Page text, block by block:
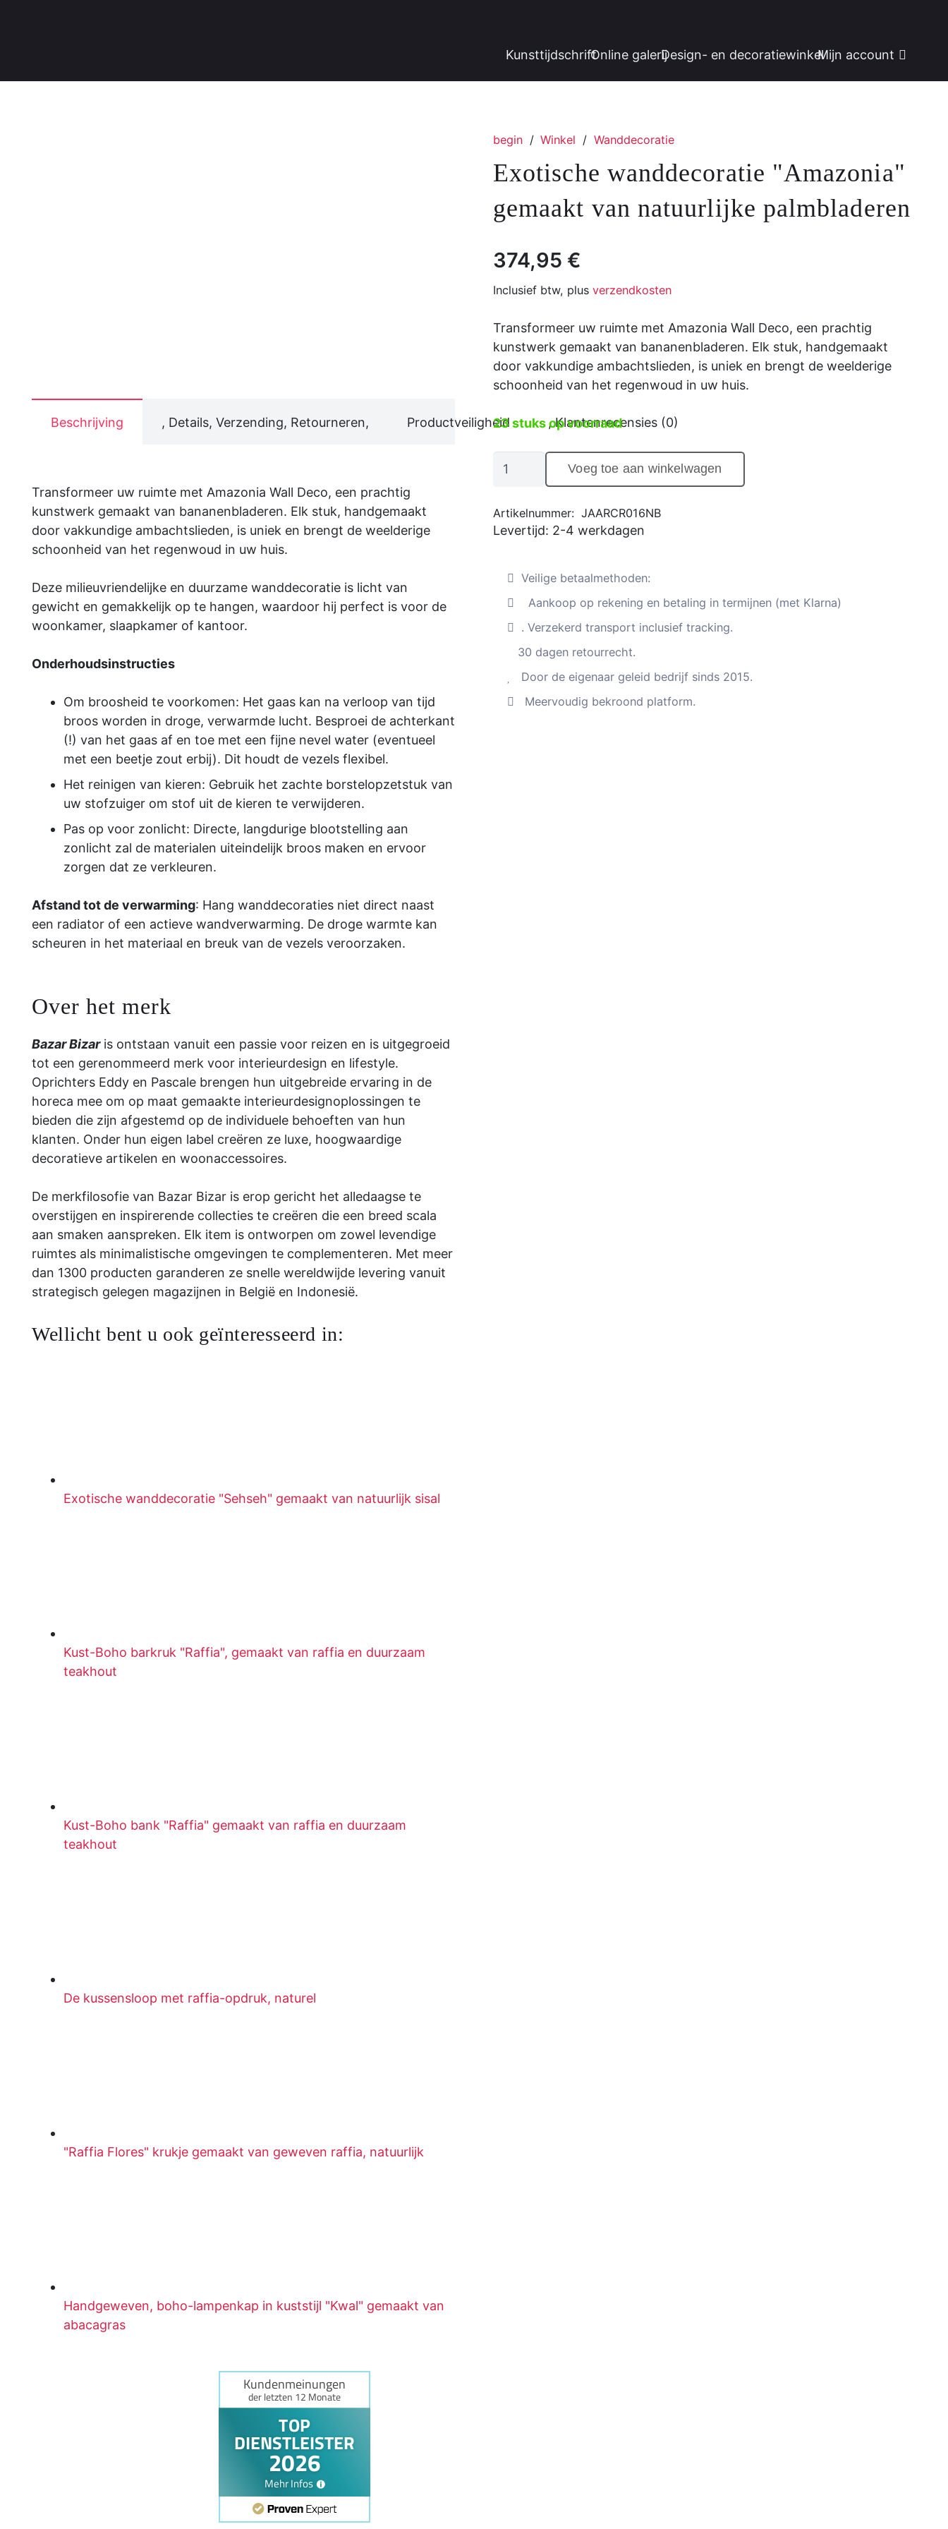
KunsttijdschriftOnline galerijDesign- en decoratiewinkelMijn account
Beschrijving , Details, Verzending, Retourneren, Productveiligheid , Klantenrecensies (0)
Transformeer uw ruimte met Amazonia Wall Deco, een prachtig
kunstwerk gemaakt van bananenbladeren. Elk stuk, handgemaakt
door vakkundige ambachtslieden, is uniek en brengt de weelderige
schoonheid van het regenwoud in uw huis.
Deze milieuvriendelijke en duurzame wanddecoratie is licht van
gewicht en gemakkelijk op te hangen, waardoor hij perfect is voor de
woonkamer, slaapkamer of kantoor.
Onderhoudsinstructies
Om broosheid te voorkomen: Het gaas kan na verloop van tijd
broos worden in droge, verwarmde lucht. Besproei de achterkant
(!) van het gaas af en toe met een fijne nevel water (eventueel
met een beetje zout erbij). Dit houdt de vezels flexibel.
Het reinigen van kieren: Gebruik het zachte borstelopzetstuk van
uw stofzuiger om stof uit de kieren te verwijderen.
Pas op voor zonlicht: Directe, langdurige blootstelling aan
zonlicht zal de materialen uiteindelijk broos maken en ervoor
zorgen dat ze verkleuren.
Afstand tot de verwarming: Hang wanddecoraties niet direct naast
een radiator of een actieve wandverwarming. De droge warmte kan
scheuren in het materiaal en breuk van de vezels veroorzaken.
Over het merk
Bazar Bizaris ontstaan ​​vanuit een passie voor reizen en is uitgegroeid
tot een gerenommeerd merk voor interieurdesign en lifestyle.
Oprichters Eddy en Pascale brengen hun uitgebreide ervaring in de
horeca mee om op maat gemaakte interieurdesignoplossingen te
bieden die zijn afgestemd op de individuele behoeften van hun
klanten. Onder hun eigen label creëren ze luxe, hoogwaardige
decoratieve artikelen en woonaccessoires.
De merkfilosofie van Bazar Bizar is erop gericht het alledaagse te
overstijgen en inspirerende collecties te creëren die een breed scala
aan smaken aanspreken. Elk item is ontworpen om zowel levendige
ruimtes als minimalistische omgevingen te complementeren. Met meer
dan 1300 producten garanderen ze snelle wereldwijde levering vanuit
strategisch gelegen magazijnen in België en Indonesië.
Wellicht bent u ook geïnteresseerd in:
Exotische wanddecoratie "Sehseh" gemaakt van natuurlijk sisal
Kust-Boho barkruk "Raffia", gemaakt van raffia en duurzaam
teakhout
Kust-Boho bank "Raffia" gemaakt van raffia en duurzaam
teakhout
De kussensloop met raffia-opdruk, naturel
"Raffia Flores" krukje gemaakt van geweven raffia, natuurlijk
Handgeweven, boho-lampenkap in kuststijl "Kwal" gemaakt van
abacagras
begin / Winkel / Wanddecoratie
Exotische wanddecoratie "Amazonia"
gemaakt van natuurlijke palmbladeren
374,95 €
Inclusief btw, plus verzendkosten
Transformeer uw ruimte met Amazonia Wall Deco, een prachtig
kunstwerk gemaakt van bananenbladeren. Elk stuk, handgemaakt
door vakkundige ambachtslieden, is uniek en brengt de weelderige
schoonheid van het regenwoud in uw huis.
23 stuks op voorraad
Exotische
gemaakt
van
palmbladeren
Voeg toe aan winkelwagen
Artikelnummer: JAARCR016NB
Levertijd: 2-4 werkdagen
Veilige betaalmethoden:
Aankoop op rekening en betaling in termijnen (met Klarna)
. Verzekerd transport inclusief tracking.
30 dagen retourrecht.
Door de eigenaar geleid bedrijf sinds 2015.
Meervoudig bekroond platform.